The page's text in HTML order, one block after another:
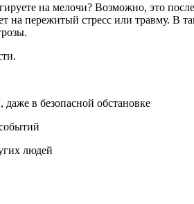
на мелочи? Возможно, это
пережитый стресс или травму. В
в безопасной обстановке
людей